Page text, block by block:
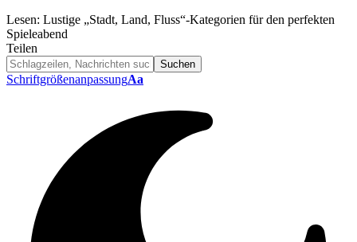
Lesen: Lustige „Stadt, Land, Fluss“-Kategorien für den perfekten
Spieleabend
Teilen
SchriftgrößenanpassungAa